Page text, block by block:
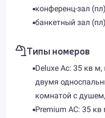
конференц-зал (пл)
банкетный зал (пл)
Типы номеров
Deluxe Ac: 35 кв
двумя
комнатой с
Premium AC: 35